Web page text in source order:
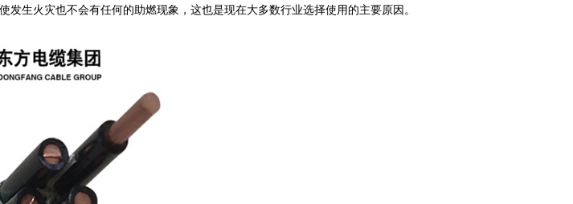
生火灾也不会有任何的助燃现象，这也是现在大多数行业选择使用的主要原因。